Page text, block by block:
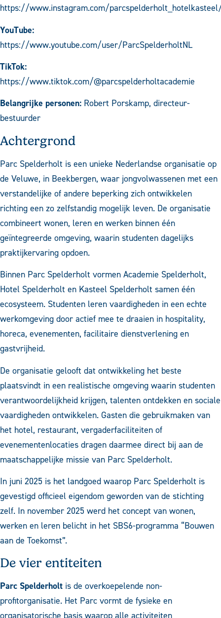
https://www.instagram.com/
YouTube:
https://www.youtube.com/user/ParcSpelderholtNL
TikTok:
https://www.tiktok.com/@parcspelderholtacademie
Belangrijke personen: Robert Porskamp, directeur-
bestuurder
Achtergrond
Parc Spelderholt is een unieke Nederlandse organisatie op
de Veluwe, in Beekbergen, waar jongvolwassenen met een
verstandelijke of andere beperking zich ontwikkelen
richting een zo zelfstandig mogelijk leven. De organisatie
combineert wonen, leren en werken binnen één
geïntegreerde omgeving, waarin studenten dagelijks
praktijkervaring opdoen.
Binnen Parc Spelderholt vormen Academie Spelderholt,
Hotel Spelderholt en Kasteel Spelderholt samen één
ecosysteem. Studenten leren vaardigheden in een echte
werkomgeving door actief mee te draaien in hospitality,
horeca, evenementen, facilitaire dienstverlening en
gastvrijheid.
De organisatie gelooft dat ontwikkeling het beste
plaatsvindt in een realistische omgeving waarin studenten
verantwoordelijkheid krijgen, talenten ontdekken en sociale
vaardigheden ontwikkelen. Gasten die gebruikmaken van
het hotel, restaurant, vergaderfaciliteiten of
evenementenlocaties dragen daarmee direct bij aan de
maatschappelijke missie van Parc Spelderholt.
In juni 2025 is het landgoed waarop Parc Spelderholt is
gevestigd officieel eigendom geworden van de stichting
zelf. In november 2025 werd het concept van wonen,
werken en leren belicht in het SBS6-programma “Bouwen
aan de Toekomst”.
De vier entiteiten
Parc Spelderholt is de overkoepelende non-
profitorganisatie. Het Parc vormt de fysieke en